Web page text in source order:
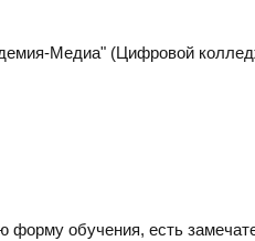
Медиа" (Цифровой
форму обучения, есть